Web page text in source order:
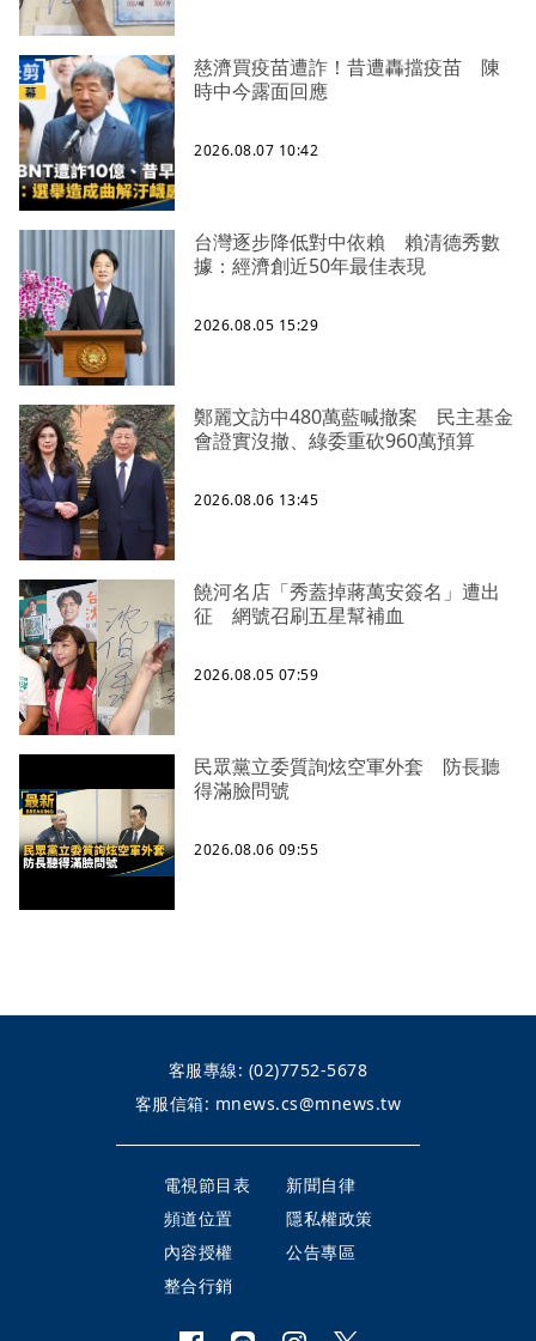
慈濟買疫苗遭詐！昔遭轟擋疫苗 陳
時中今露面回應
2026.08.07 10:42
台灣逐步降低對中依賴 賴清德秀數
據：經濟創近50年最佳表現
2026.08.05 15:29
鄭麗文訪中480萬藍喊撤案 民主基金
會證實沒撤、綠委重砍960萬預算
2026.08.06 13:45
饒河名店「秀蓋掉蔣萬安簽名」遭出
征 網號召刷五星幫補血
2026.08.05 07:59
民眾黨立委質詢炫空軍外套 防長聽
得滿臉問號
2026.08.06 09:55
客服專線: (02)7752-5678
客服信箱: mnews.cs@mnews.tw
電視節目表
新聞自律
頻道位置
隱私權政策
內容授權
公告專區
整合行銷